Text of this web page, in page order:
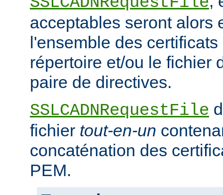
acceptables seront alors
l'ensemble des
répertoire et/ou le fichier
paire de directives.
SSLCADNRequestFile
fichier tout-en-un
concaténation des
PEM.